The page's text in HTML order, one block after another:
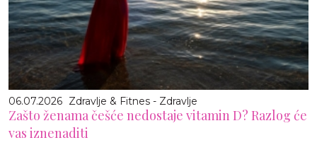
06.07.2026 Zdravlje & Fitnes - Zdravlje
Zašto ženama češće nedostaje vitamin D? Razlog će
vas iznenaditi